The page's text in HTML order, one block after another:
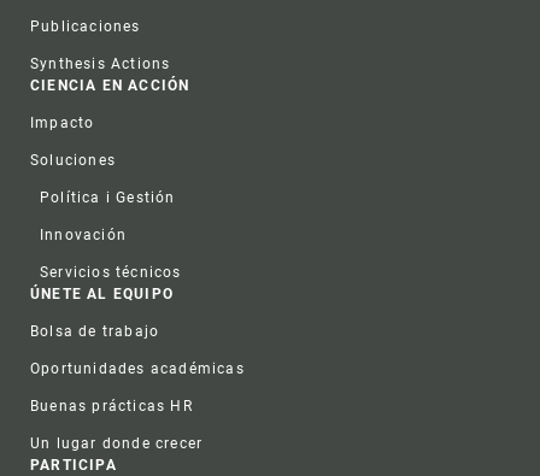
Publicaciones
Synthesis Actions
CIENCIA EN ACCIÓN
Impacto
Soluciones
Política i Gestión
Innovación
Servicios técnicos
ÚNETE AL EQUIPO
Bolsa de trabajo
Oportunidades académicas
Buenas prácticas HR
Un lugar donde crecer
PARTICIPA